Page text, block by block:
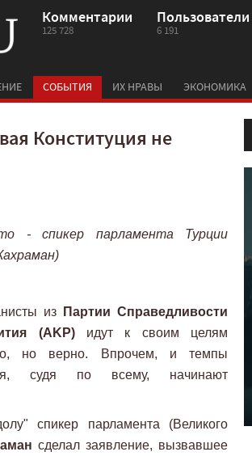
Комментарии
125 728
Пользователи
6 191
СОБЫТИЯ ИХ НРАВЫ ЭКОНОМИКА
Конституция не
- спикер парламента Турции
из
Партии Справедливости
(AKP)идут к своим целям
но верно. Впрочем, и темпы
судя по всему, начинают
спикер парламента (Великого
сделал заявление, вызвавшее